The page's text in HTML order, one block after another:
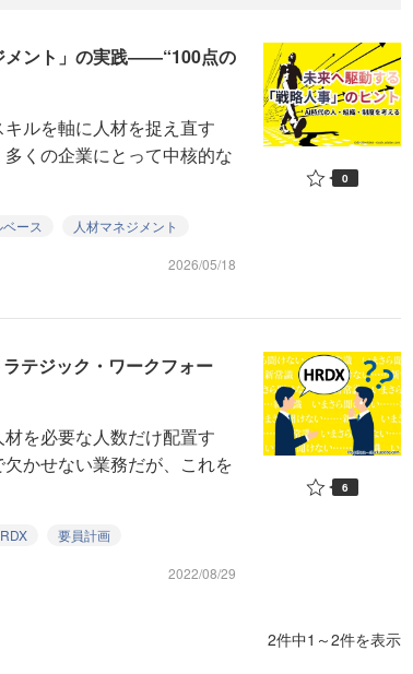
メント」の実践――“100点の
ルを軸に人材を捉え直す
くの企業にとって中核的な
ース 人材マネジメント
2026/05/18
0
テジック・ワークフォー
を必要な人数だけ配置す
かせない業務だが、これを
要員計画
2022/08/29
6
2件中1～2件を表示